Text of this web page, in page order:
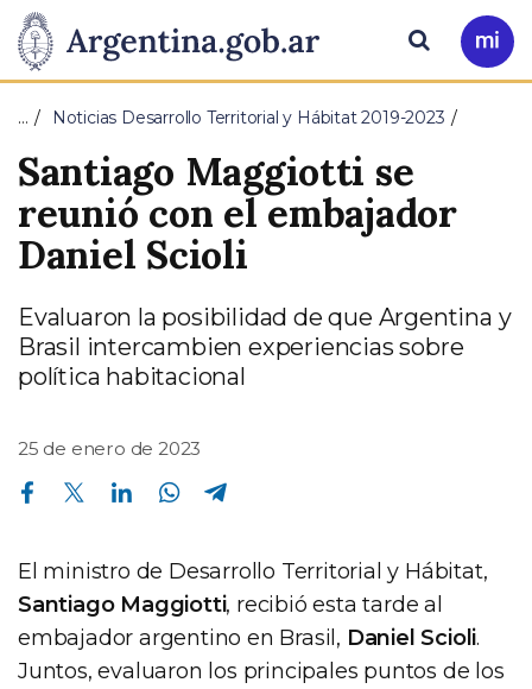
Presidencia
de
la
Nación
Pasar al contenido principal
Ir
a
Buscar
… Noticias Desarrollo Territorial y Hábitat 2019-2023
Santiago Maggiotti se
reunió con el embajador
Daniel Scioli
Evaluaron la posibilidad de que Argentina y
Brasil intercambien experiencias sobre
política habitacional
25 de enero de 2023
Compartir en Facebook Compartir en Twitter Compartir en Linkedin Compartir en Whatsapp
El ministro de Desarrollo Territorial y Hábitat,
Santiago Maggiotti, recibió esta tarde al
embajador argentino en Brasil, Daniel Scioli.
Juntos, evaluaron los principales puntos de los